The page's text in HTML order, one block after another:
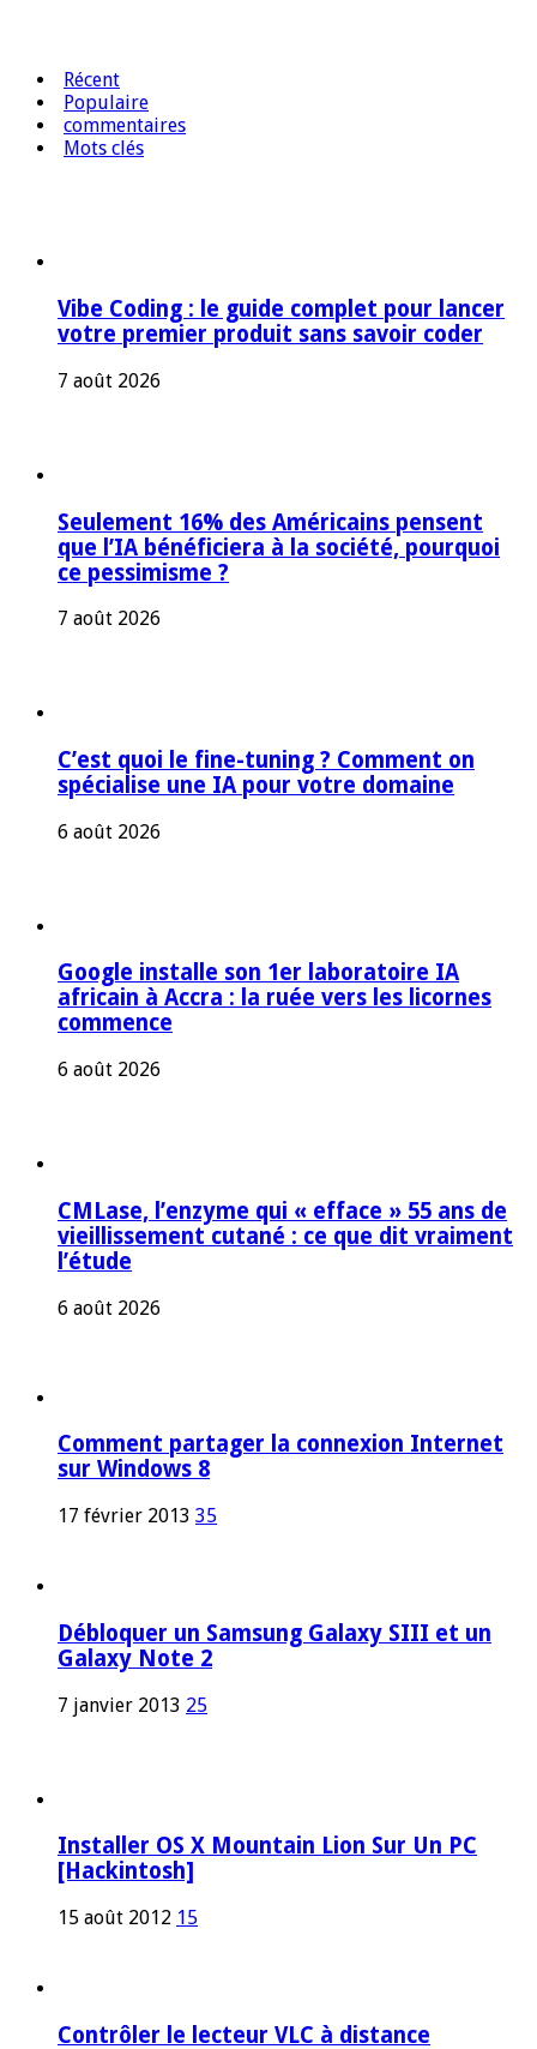
Récent
Populaire
commentaires
Mots clés
Vibe Coding : le guide complet pour lancer
votre premier produit sans savoir coder
7 août 2026
Seulement 16% des Américains pensent
que l’IA bénéficiera à la société, pourquoi
ce pessimisme ?
7 août 2026
C’est quoi le fine-tuning ? Comment on
spécialise une IA pour votre domaine
6 août 2026
Google installe son 1er laboratoire IA
africain à Accra : la ruée vers les licornes
commence
6 août 2026
CMLase, l’enzyme qui « efface » 55 ans de
vieillissement cutané : ce que dit vraiment
l’étude
6 août 2026
Comment partager la connexion Internet
sur Windows 8
17 février 2013 35
Débloquer un Samsung Galaxy SIII et un
Galaxy Note 2
7 janvier 2013 25
Installer OS X Mountain Lion Sur Un PC
[Hackintosh]
15 août 2012 15
Contrôler le lecteur VLC à distance